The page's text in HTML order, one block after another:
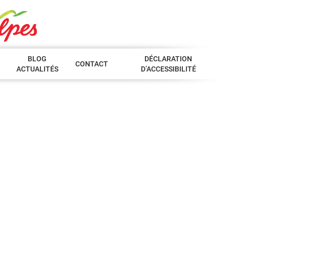
BLOG
ACTUALITÉS
CONTACT
DÉCLARATION
D’ACCESSIBILITÉ